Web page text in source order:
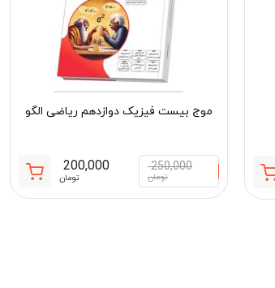
قیمت
اصلی:
قیمت
فعلی:
موج بیست فیزیک دوازدهم ریاضی الگو
250,000
تومان
اصلی:
200,000
تومان
فعلی: